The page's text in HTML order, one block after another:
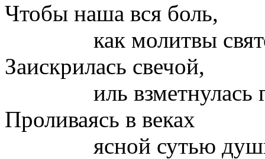
Чтобы наша вся боль,
как молитвы
Заискрилась свечой,
иль взметнулась
Проливаясь в веках
ясной сутью души